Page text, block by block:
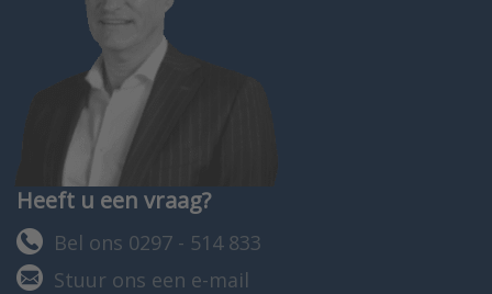
Heeft u een vraag?
Bel ons 0297 - 514 833
Stuur ons een e-mail